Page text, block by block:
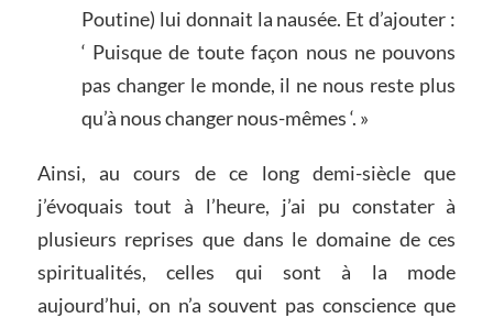
Poutine) lui donnait la nausée. Et d’ajouter :
‘ Puisque de toute façon nous ne pouvons
pas changer le monde, il ne nous reste plus
qu’à nous changer nous-mêmes ‘. »
Ainsi, au cours de ce long demi-siècle que
j’évoquais tout à l’heure, j’ai pu constater à
plusieurs reprises que dans le domaine de ces
spiritualités, celles qui sont à la mode
aujourd’hui, on n’a souvent pas conscience que